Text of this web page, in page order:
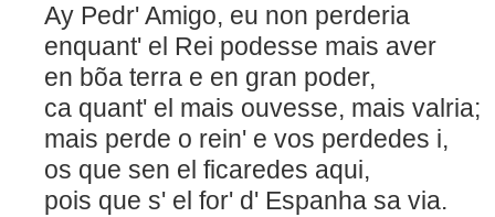
Ay Pedr' Amigo, eu non
enquant' el Rei podesse mais aver
en bõa terra e en gran poder,
ca quant' el mais ouvesse, mais valria;
mais perde o rein' e vos perdedes i,
os que sen el
pois que s' el for' d' Espanha sa via.